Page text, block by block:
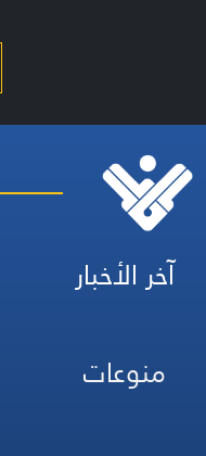
آخر الأخبار
منوعات